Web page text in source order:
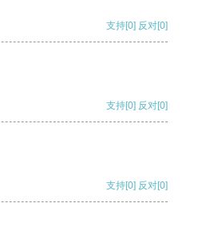
支持[0] 反对[0]
支持[0] 反对[0]
支持[0] 反对[0]